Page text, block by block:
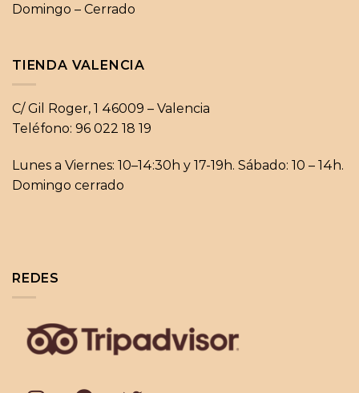
Domingo – Cerrado
TIENDA VALENCIA
C/ Gil Roger, 1 46009 – Valencia
Teléfono: 96 022 18 19
Lunes a Viernes: 10–14:30h y 17-19h. Sábado: 10 – 14h.
Domingo cerrado
REDES